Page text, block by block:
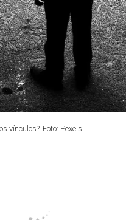
vínculos? Foto: Pexels.